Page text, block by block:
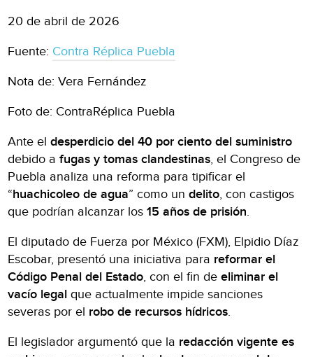
20 de abril de 2026
Fuente: Contra Réplica Puebla
Nota de: Vera Fernández
Foto de: ContraRéplica Puebla
Ante eldesperdicio del 40 por ciento del suministro
debido afugas y tomas clandestinas, el Congreso de
Puebla analiza una reforma para tipificar el
“huachicoleo de agua” como undelito, con castigos
que podrían alcanzar los15 años de prisión.
El diputado de Fuerza por México (FXM), Elpidio Díaz
Escobar, presentó una iniciativa para reformar el
Código Penal del Estado, con el fin deeliminar el
vacío legal que actualmente impide sanciones
severas por el robo de recursos hídricos.
El legislador argumentó que la redacción vigente es